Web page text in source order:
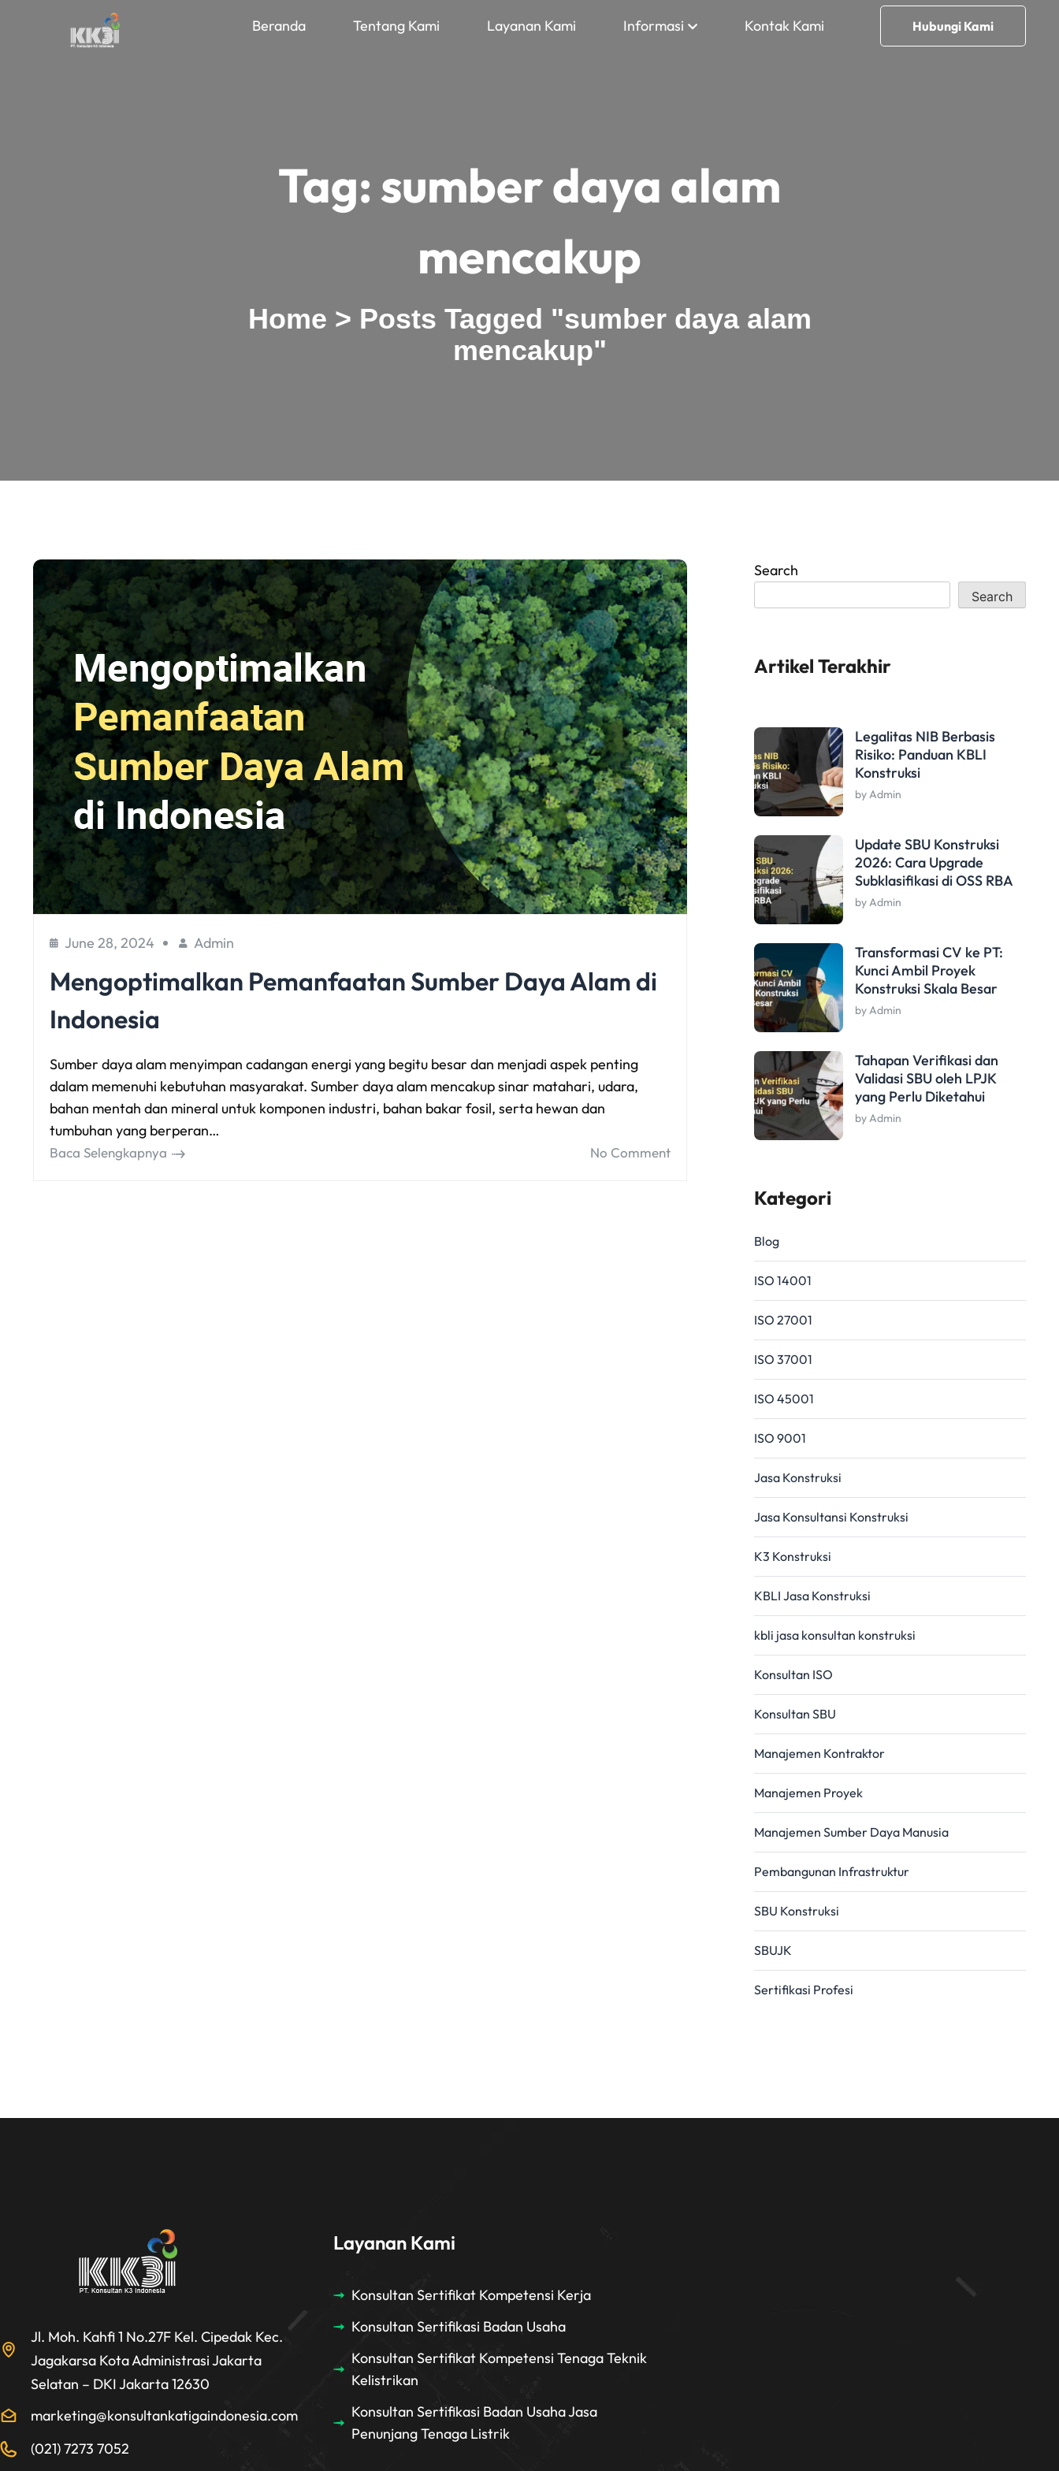
Beranda Tentang Kami Layanan Kami Informasi Kontak Kami Hubungi Kami
Tag:sumber daya alam
mencakup
Home > Posts Tagged "sumber daya alam
mencakup"
June 28, 2024 Admin
Mengoptimalkan Pemanfaatan Sumber Daya Alam di
Indonesia
Sumber daya alam menyimpan cadangan energi yang begitu besar dan menjadi aspek penting
dalam memenuhi kebutuhan masyarakat. Sumber daya alam mencakup sinar matahari, udara,
bahan mentah dan mineral untuk komponen industri, bahan bakar fosil, serta hewan dan
tumbuhan yang berperan…
Baca Selengkapnya No Comment
Search
Search
Artikel Terakhir
Legalitas NIB Berbasis
Risiko: Panduan KBLI
Konstruksi
by Admin
Update SBU Konstruksi
2026: Cara Upgrade
Subklasifikasi di OSS RBA
by Admin
Transformasi CV ke PT:
Kunci Ambil Proyek
Konstruksi Skala Besar
by Admin
Tahapan Verifikasi dan
Validasi SBU oleh LPJK
yang Perlu Diketahui
by Admin
Kategori
Blog
ISO 14001
ISO 27001
ISO 37001
ISO 45001
ISO 9001
Jasa Konstruksi
Jasa Konsultansi Konstruksi
K3 Konstruksi
KBLI Jasa Konstruksi
kbli jasa konsultan konstruksi
Konsultan ISO
Konsultan SBU
Manajemen Kontraktor
Manajemen Proyek
Manajemen Sumber Daya Manusia
Pembangunan Infrastruktur
SBU Konstruksi
SBUJK
Sertifikasi Profesi
Jl. Moh. Kahfi 1 No.27F Kel. Cipedak Kec.
Jagakarsa Kota Administrasi Jakarta
Selatan – DKI Jakarta 12630
marketing@konsultankatigaindonesia.com
(021) 7273 7052
Layanan Kami
Konsultan Sertifikat Kompetensi Kerja
Konsultan Sertifikasi Badan Usaha
Konsultan Sertifikat Kompetensi Tenaga Teknik
Kelistrikan
Konsultan Sertifikasi Badan Usaha Jasa
Penunjang Tenaga Listrik